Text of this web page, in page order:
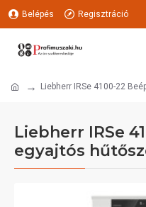
Belépés Regisztráció
Liebherr IRSe 4100-22
Liebherr IRSe
egyajtós